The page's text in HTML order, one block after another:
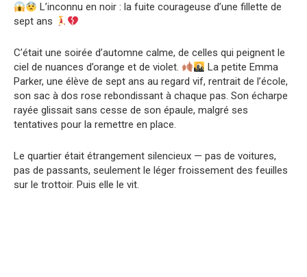
L’inconnu en noir : la fuite courageuse d’une fillette de
sept ans
C’était une soirée d’automne calme, de celles qui peignent le
ciel de nuances d’orange et de violet.
La petite Emma
Parker, une élève de sept ans au regard vif, rentrait de l’école,
son sac à dos rose rebondissant à chaque pas. Son écharpe
rayée glissait sans cesse de son épaule, malgré ses
tentatives pour la remettre en place.
Le quartier était étrangement silencieux — pas de voitures,
pas de passants, seulement le léger froissement des feuilles
sur le trottoir. Puis elle le vit.